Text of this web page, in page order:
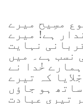
مسِیح میرے
ہے! میرے
نہایت
نسب ہے۔ میں
خُدا نے
کہ تیرے
ہو جاؤں
تیری عبادت